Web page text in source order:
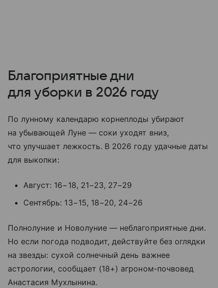
Благоприятные дни
для уборки в 2026 году
По лунному календарю корнеплоды убирают
на убывающей Луне — соки уходят вниз,
что улучшает лежкость. В 2026 году удачные даты
для выкопки:
Август: 16−18, 21−23, 27−29
Сентябрь: 13−15, 18−20, 24−26
Полнолуние и Новолуние — неблагоприятные дни.
Но если погода подводит, действуйте без оглядки
на звезды: сухой солнечный день важнее
астрологии, сообщает (18+) агроном-почвовед
Анастасия Мухлынина.